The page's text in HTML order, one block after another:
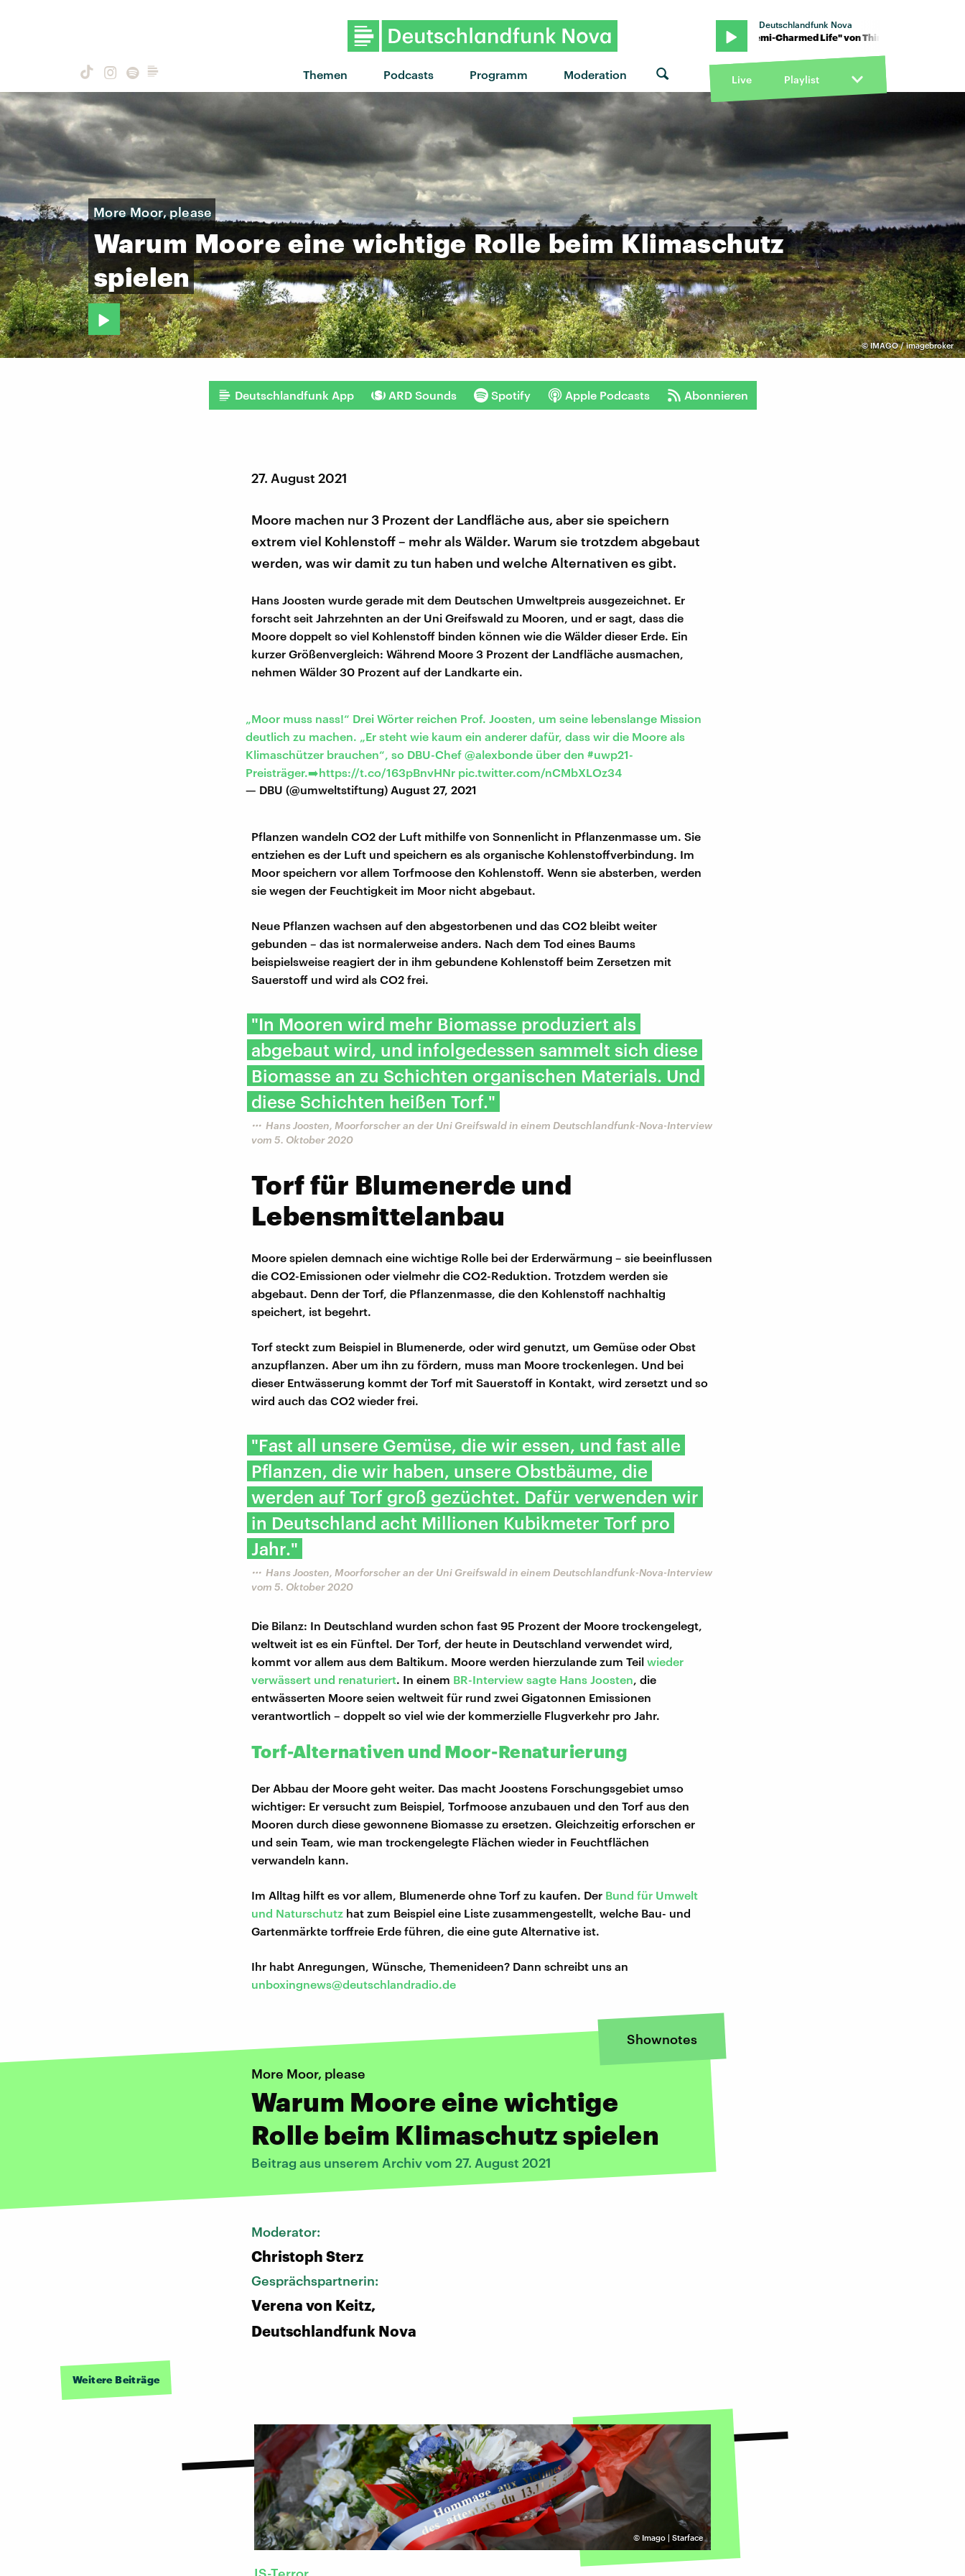
Themen Podcasts Programm Moderation
Deutschlandfunk Nova
"Semi-Charmed Life" von Third Eye Blind · "Semi-Charmed Life" von Third Eye Blind · "Semi-Charmed
Live Playlist
©IMAGO / imagebroker
More Moor, please
Warum Moore eine wichtige Rolle beim Klimaschutz
spielen
Deutschlandfunk App ARD Sounds Spotify Apple Podcasts Abonnieren
27. August 2021
Moore machen nur 3 Prozent der Landfläche aus, aber sie speichern
extrem viel Kohlenstoff – mehr als Wälder. Warum sie trotzdem abgebaut
werden, was wir damit zu tun haben und welche Alternativen es gibt.
Hans Joosten wurde gerade mit dem Deutschen Umweltpreis ausgezeichnet. Er
forscht seit Jahrzehnten an der Uni Greifswald zu Mooren, und er sagt, dass die
Moore doppelt so viel Kohlenstoff binden können wie die Wälder dieser Erde. Ein
kurzer Größenvergleich: Während Moore 3 Prozent der Landfläche ausmachen,
nehmen Wälder 30 Prozent auf der Landkarte ein.
„Moor muss nass!“ Drei Wörter reichen Prof. Joosten, um seine lebenslange Mission
deutlich zu machen. „Er steht wie kaum ein anderer dafür, dass wir die Moore als
Klimaschützer brauchen“, so DBU-Chef @alexbonde über den #uwp21-
Preisträger.➡️https://t.co/163pBnvHNr pic.twitter.com/nCMbXLOz34
— DBU (@umweltstiftung) August 27, 2021
Pflanzen wandeln CO2 der Luft mithilfe von Sonnenlicht in Pflanzenmasse um. Sie
entziehen es der Luft und speichern es als organische Kohlenstoffverbindung. Im
Moor speichern vor allem Torfmoose den Kohlenstoff. Wenn sie absterben, werden
sie wegen der Feuchtigkeit im Moor nicht abgebaut.
Neue Pflanzen wachsen auf den abgestorbenen und das CO2 bleibt weiter
gebunden – das ist normalerweise anders. Nach dem Tod eines Baums
beispielsweise reagiert der in ihm gebundene Kohlenstoff beim Zersetzen mit
Sauerstoff und wird als CO2 frei.
"In Mooren wird mehr Biomasse produziert als
abgebaut wird, und infolgedessen sammelt sich diese
Biomasse an zu Schichten organischen Materials. Und
diese Schichten heißen Torf."
Hans Joosten, Moorforscher an der Uni Greifswald in einem Deutschlandfunk-Nova-Interview
vom 5. Oktober 2020
Torf für Blumenerde und
Lebensmittelanbau
Moore spielen demnach eine wichtige Rolle bei der Erderwärmung – sie beeinflussen
die CO2-Emissionen oder vielmehr die CO2-Reduktion. Trotzdem werden sie
abgebaut. Denn der Torf, die Pflanzenmasse, die den Kohlenstoff nachhaltig
speichert, ist begehrt.
Torf steckt zum Beispiel in Blumenerde, oder wird genutzt, um Gemüse oder Obst
anzupflanzen. Aber um ihn zu fördern, muss man Moore trockenlegen. Und bei
dieser Entwässerung kommt der Torf mit Sauerstoff in Kontakt, wird zersetzt und so
wird auch das CO2 wieder frei.
"Fast all unsere Gemüse, die wir essen, und fast alle
Pflanzen, die wir haben, unsere Obstbäume, die
werden auf Torf groß gezüchtet. Dafür verwenden wir
in Deutschland acht Millionen Kubikmeter Torf pro
Jahr."
Hans Joosten, Moorforscher an der Uni Greifswald in einem Deutschlandfunk-Nova-Interview
vom 5. Oktober 2020
Die Bilanz: In Deutschland wurden schon fast 95 Prozent der Moore trockengelegt,
weltweit ist es ein Fünftel. Der Torf, der heute in Deutschland verwendet wird,
kommt vor allem aus dem Baltikum. Moore werden hierzulande zum Teil wieder
verwässert und renaturiert. In einem BR-Interview sagte Hans Joosten, die
entwässerten Moore seien weltweit für rund zwei Gigatonnen Emissionen
verantwortlich – doppelt so viel wie der kommerzielle Flugverkehr pro Jahr.
Torf-Alternativen und Moor-Renaturierung
Der Abbau der Moore geht weiter. Das macht Joostens Forschungsgebiet umso
wichtiger: Er versucht zum Beispiel, Torfmoose anzubauen und den Torf aus den
Mooren durch diese gewonnene Biomasse zu ersetzen. Gleichzeitig erforschen er
und sein Team, wie man trockengelegte Flächen wieder in Feuchtflächen
verwandeln kann.
Im Alltag hilft es vor allem, Blumenerde ohne Torf zu kaufen. Der Bund für Umwelt
und Naturschutz hat zum Beispiel eine Liste zusammengestellt, welche Bau- und
Gartenmärkte torffreie Erde führen, die eine gute Alternative ist.
Ihr habt Anregungen, Wünsche, Themenideen? Dann schreibt uns an
unboxingnews@deutschlandradio.de
Shownotes
More Moor, please
Warum Moore eine wichtige
Rolle beim Klimaschutz spielen
Beitrag aus unserem Archiv vom 27. August 2021
Moderator:
Christoph Sterz
Gesprächspartnerin:
Verena von Keitz,
Deutschlandfunk Nova
Weitere Beiträge
© Imago | Starface